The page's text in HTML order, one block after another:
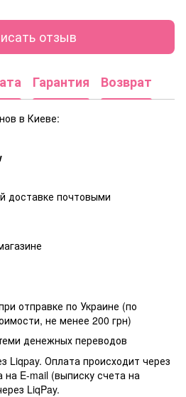
отзыв
Гарантия Возврат
в Киеве:
доставке почтовыми
отправке по Украине (по
не менее 200 грн)
денежных переводов
Liqpay. Оплата происходит через
E-mail (выписку счета на
LiqPay.